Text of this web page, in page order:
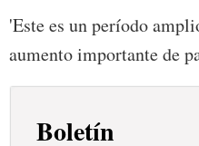
'Este es un período
aumento importante de
Boletín